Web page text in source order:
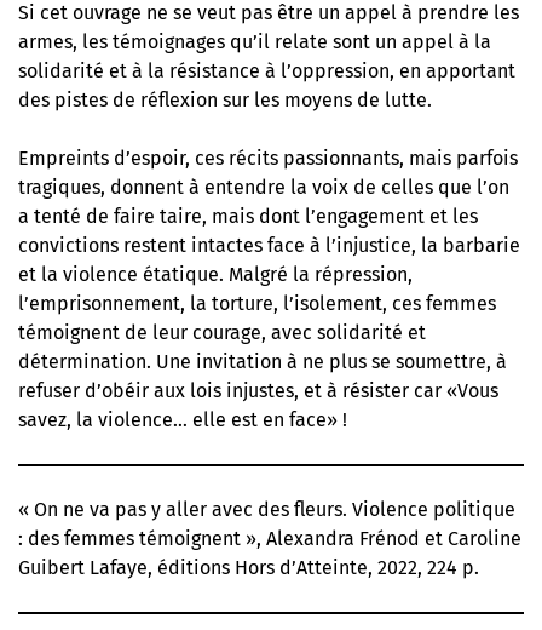
Si cet ouvrage ne se veut pas être un appel à prendre les
armes, les témoignages qu’il relate sont un appel à la
solidarité et à la résistance à l’oppression, en apportant
des pistes de réflexion sur les moyens de lutte.
Empreints d’espoir, ces récits passionnants, mais parfois
tragiques, donnent à entendre la voix de celles que l’on
a tenté de faire taire, mais dont l’engagement et les
convictions restent intactes face à l’injustice, la barbarie
et la violence étatique. Malgré la répression,
l’emprisonnement, la torture, l’isolement, ces femmes
témoignent de leur courage, avec solidarité et
détermination. Une invitation à ne plus se soumettre, à
refuser d’obéir aux lois injustes, et à résister car «Vous
savez, la violence… elle est en face» !
« On ne va pas y aller avec des fleurs. Violence politique
: des femmes témoignent », Alexandra Frénod et Caroline
Guibert Lafaye, éditions Hors d’Atteinte, 2022, 224 p.